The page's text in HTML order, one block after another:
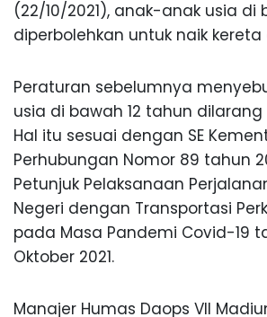
(22/10/2021), anak-anak usia di
diperbolehkan untuk naik kereta
Peraturan sebelumnya
usia di bawah 12 tahun
Hal itu sesuai dengan SE
Perhubungan Nomor 89 tahun
Petunjuk Pelaksanaan
Negeri dengan Transportasi
pada Masa Pandemi Covid-19
Oktober 2021.
Manajer Humas Daops VII